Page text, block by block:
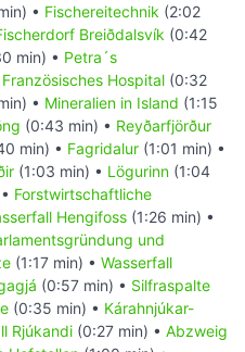
• Fischereitechnik (2:02
Breiðdalsvík (0:42
min) • Petra´s
Französisches Hospital (0:32
• Mineralien in Island (1:15
(0:43 min) • Reyðarfjörður
min) • Fagridalur (1:01 min) •
(1:03 min) • Lögurinn (1:04
Forstwirtschaftliche
Hengifoss (1:26 min) •
und
(1:17 min) • Wasserfall
(0:57 min) • Silfraspalte
(0:35 min) • Kárahnjúkar-
Rjúkandi (0:27 min) • Abzweig